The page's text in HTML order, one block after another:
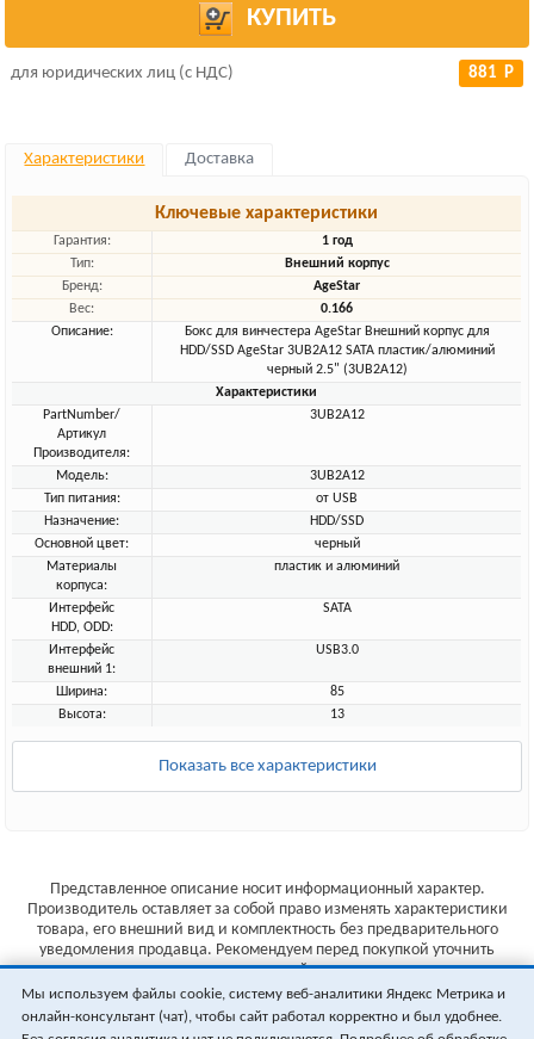
КУПИТЬ
для юридических лиц (с НДС) 881 Р
Характеристики Доставка
Ключевые характеристики
Гарантия:
1 год
Тип:
Внешний корпус
Бренд:
AgeStar
Вес:
0.166
Описание:
Бокс для винчестера AgeStar Внешний корпус для
HDD/SSD AgeStar 3UB2A12 SATA пластик/алюминий
черный 2.5" (3UB2A12)
Характеристики
PartNumber/
Артикул
Производителя:
3UB2A12
Модель:
3UB2A12
Тип питания:
от USB
Назначение:
HDD/SSD
Основной цвет:
черный
Материалы
корпуса:
пластик и алюминий
Интерфейс
HDD, ODD:
SATA
Интерфейс
внешний 1:
USB3.0
Ширина:
85
Высота:
13
Показать все характеристики
Представленное описание носит информационный характер.
Производитель оставляет за собой право изменять характеристики
товара, его внешний вид и комплектность без предварительного
уведомления продавца. Рекомендуем перед покупкой уточнить
характеристики товара на сайте производителя.
Указанные цены не являются публичной офертой (ст.435 ГК РФ).
Стоимость и наличие товара уточняйте у менеджера.
Мы используем файлы cookie, систему веб-аналитики Яндекс Метрика и
онлайн-консультант (чат), чтобы сайт работал корректно и был удобнее.